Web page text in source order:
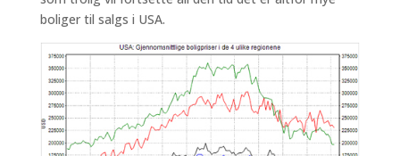
boliger til salgs i USA.